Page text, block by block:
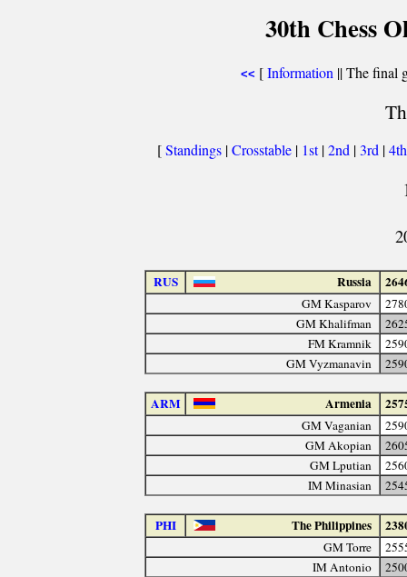
30th Chess
<< [Information || The final
[Standings |Crosstable | 1st|2nd |3rd |
RUS Russia
GM Kasparov
GM Khalifman
FM Kramnik
GM Vyzmanavin
ARM Armenia
GM Vaganian
GM Akopian
GM Lputian
IM Minasian
PHI The Philippines
GM Torre
IM Antonio